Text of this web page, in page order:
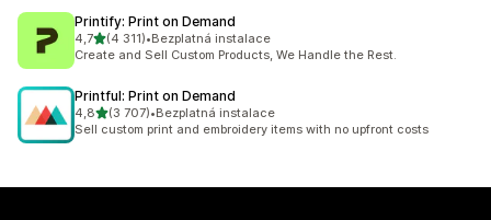
Printify: Print on Demand
4,7z 5 hvězd
(4 311)
Celkový počet recenzí: 4311
•Bezplatná instalace
Create and Sell Custom Products, We Handle the Rest.
Printful: Print on Demand
4,8z 5 hvězd
(3 707)
Celkový počet recenzí: 3707
•Bezplatná instalace
Sell custom print and embroidery items with no upfront costs